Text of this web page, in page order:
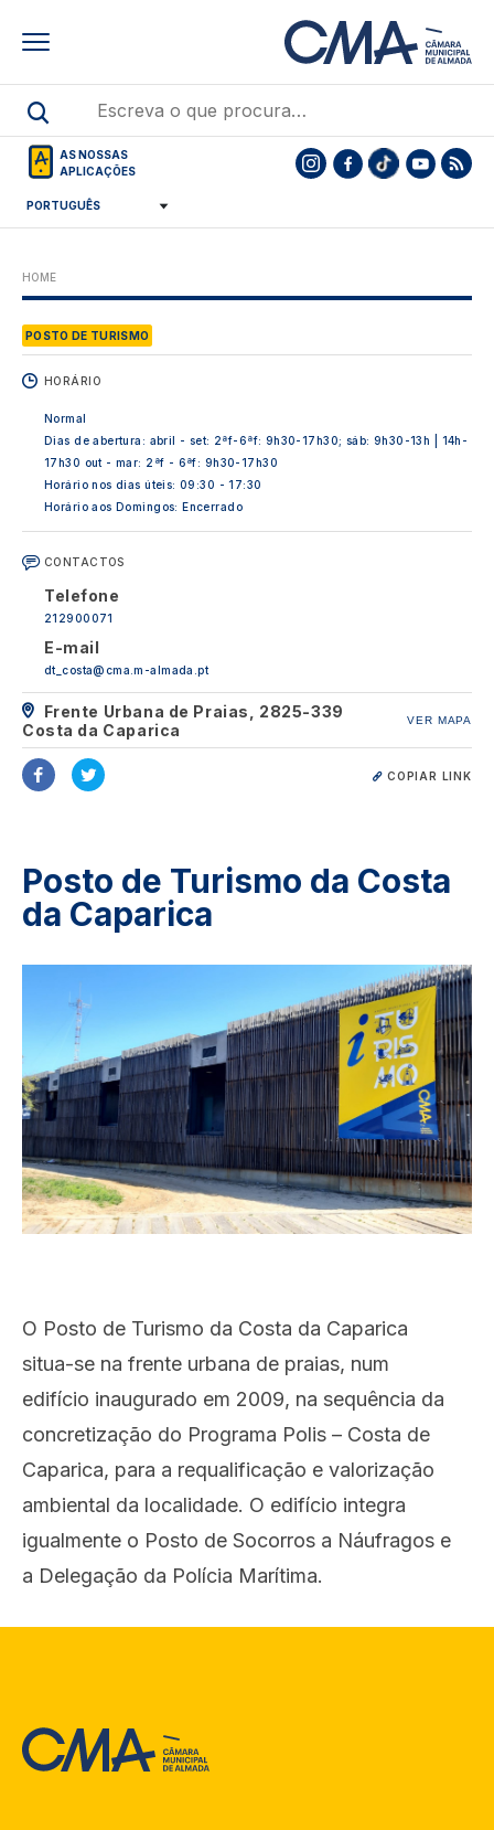
AS NOSSAS
APLICAÇÕES
HOME
POSTO DE TURISMO
HORÁRIO
Normal
Dias de abertura: abril - set: 2ªf-6ªf: 9h30-17h30; sáb: 9h30-13h | 14h-
17h30 out - mar: 2ªf - 6ªf: 9h30-17h30
Horário nos dias úteis: 09:30 - 17:30
Horário aos Domingos: Encerrado
CONTACTOS
Telefone
212900071
E-mail
dt_costa@cma.m-almada.pt
Frente Urbana de Praias, 2825-339
Costa da Caparica
VER MAPA
COPIAR LINK
Posto de Turismo da Costa
da Caparica
O Posto de Turismo da Costa da Caparica
situa-se na frente urbana de praias, num
edifício inaugurado em 2009, na sequência da
concretização do Programa Polis – Costa de
Caparica, para a requalificação e valorização
ambiental da localidade. O edifício integra
igualmente o Posto de Socorros a Náufragos e
a Delegação da Polícia Marítima.